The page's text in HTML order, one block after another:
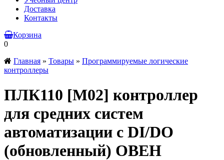
Доставка
Контакты
Корзина
0
Главная » Товары » Программируемые логические
контроллеры
ПЛК110 [М02] контроллер
для средних систем
автоматизации с DI/DO
(обновленный) ОВЕН